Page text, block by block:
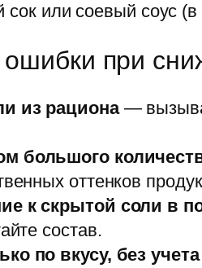
или соевый соус
при
из рациона—
большого
оттенков
к скрытой соли в
состав.
по вкусу, без